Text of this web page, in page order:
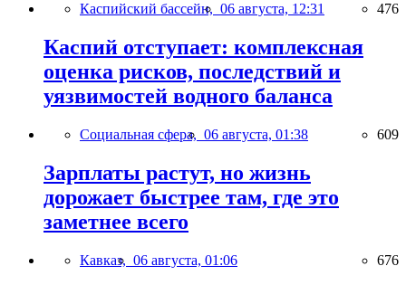
Каспийский бассейн, 06 августа, 12:31 476
Каспий отступает: комплексная
оценка рисков, последствий и
уязвимостей водного баланса
Социальная сфера, 06 августа, 01:38 609
Зарплаты растут, но жизнь
дорожает быстрее там, где это
заметнее всего
Кавказ, 06 августа, 01:06 676